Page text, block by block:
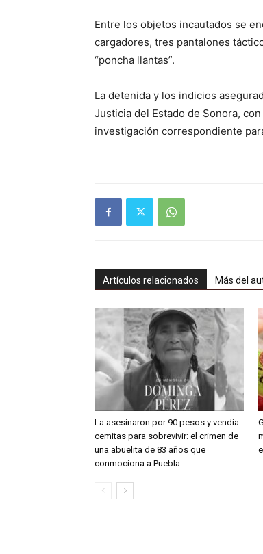
Entre los objetos incautados se
cargadores, tres pantalones
“poncha llantas”.
La detenida y los indicios
Justicia del Estado de Sonora,
investigación correspondiente
Artículos relacionados Más del
La asesinaron por 90 pesos y vendía
cemitas para sobrevivir: el crimen de
una abuelita de 83 años que
conmociona a Puebla